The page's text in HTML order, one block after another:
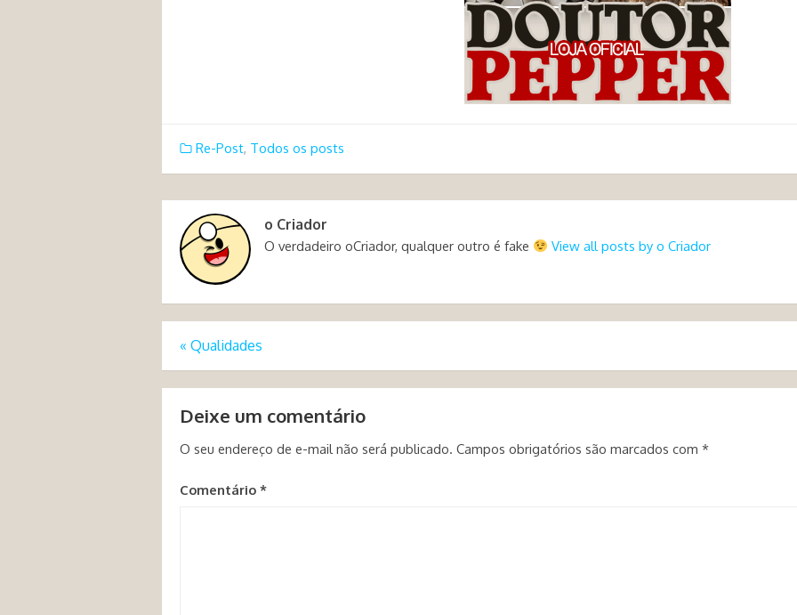
Re-Post, Todos os posts
o Criador
O verdadeiro oCriador, qualquer outro é fake View all posts by o Criador
« Qualidades
Deixe um comentário
O seu endereço de e-mail não será publicado. Campos obrigatórios são marcados com *
Comentário *